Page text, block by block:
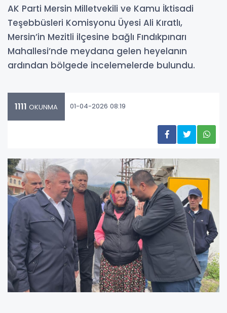
AK Parti Mersin Milletvekili ve Kamu İktisadi
Teşebbüsleri Komisyonu Üyesi Ali Kıratlı,
Mersin’in Mezitli ilçesine bağlı Fındıkpınarı
Mahallesi’nde meydana gelen heyelanın
ardından bölgede incelemelerde bulundu.
1111 OKUNMA 01-04-2026 08:19